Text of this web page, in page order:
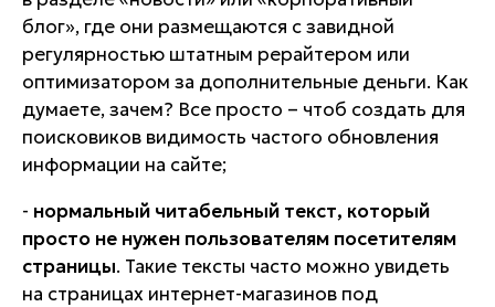
блог», где они размещаются с завидной
регулярностью штатным рерайтером или
оптимизатором за дополнительные деньги. Как
думаете, зачем? Все просто – чтоб создать для
поисковиков видимость частого обновления
информации на сайте;
- нормальный читабельный текст, который
просто не нужен пользователям посетителям
страницы. Такие тексты часто можно увидеть
на страницах интернет-магазинов под